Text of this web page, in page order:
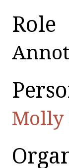
Role